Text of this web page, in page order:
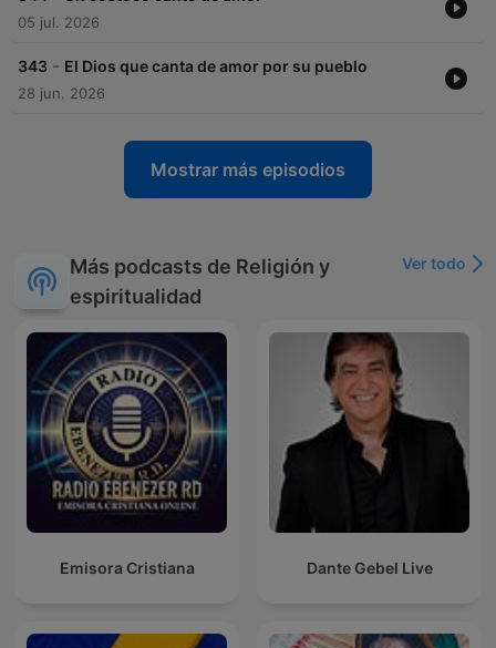
05 jul. 2026
343 - El Dios que canta de amor por su pueblo
28 jun. 2026
Mostrar más episodios
Más podcasts de Religión y
espiritualidad
Ver todo
Emisora Cristiana Dante Gebel Live